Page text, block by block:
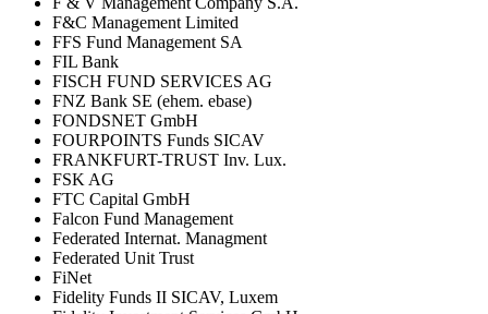
F&C Management Limited
FFS Fund Management SA
FIL Bank
FISCH FUND SERVICES AG
FNZ Bank SE (ehem. ebase)
FONDSNET GmbH
FOURPOINTS Funds SICAV
FRANKFURT-TRUST Inv. Lux.
FSK AG
FTC Capital GmbH
Falcon Fund Management
Federated Internat. Managment
Federated Unit Trust
FiNet
Fidelity Funds II SICAV, Luxem